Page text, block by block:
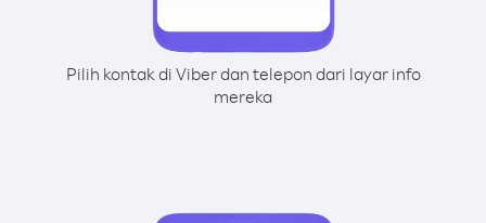
Pilih kontak di Viber dan telepon dari layar info
mereka